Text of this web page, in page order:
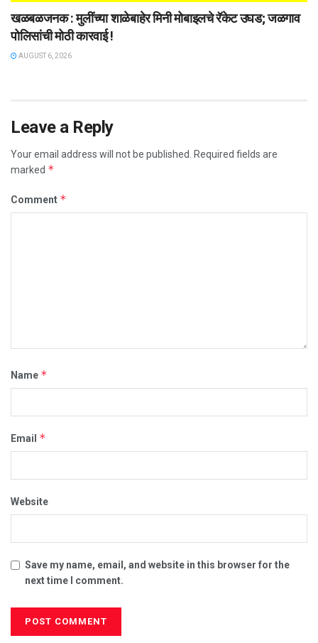
खळबळजनक : मुलींच्या शाळेबाहेर मिनी मोबाइलचे रॅकेट उघड; जळगाव
पोलिसांची मोठी कारवाई !
AUGUST 6, 2026
Leave a Reply
Your email address will not be published.
Required fields are
marked *
Comment *
Name *
Email *
Website
Save my name, email, and website in this browser for the
next time I comment.